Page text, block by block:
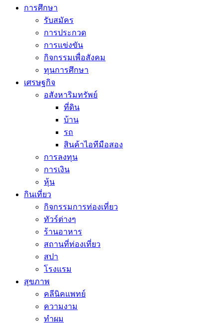
การศึกษา
รับสมัคร
การประกวด
การแข่งขัน
กิจกรรมเพื่อสังคม
ทุนการศึกษา
เศรษฐกิจ
อสังหาริมทรัพย์
ที่ดิน
บ้าน
รถ
สินค้าไอทีมือสอง
การลงทุน
การเงิน
หุ้น
กินเที่ยว
กิจกรรมการท่องเที่ยว
ทัวร์ต่างๆ
ร้านอาหาร
สถานที่ท่องเที่ยว
สปา
โรงแรม
สุขภาพ
คลีนิคแพทย์
ความงาม
ทำผม